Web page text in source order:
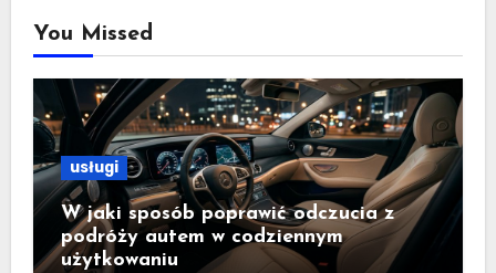
You Missed
usługi
W jaki sposób poprawić odczucia z
podróży autem w codziennym
użytkowaniu